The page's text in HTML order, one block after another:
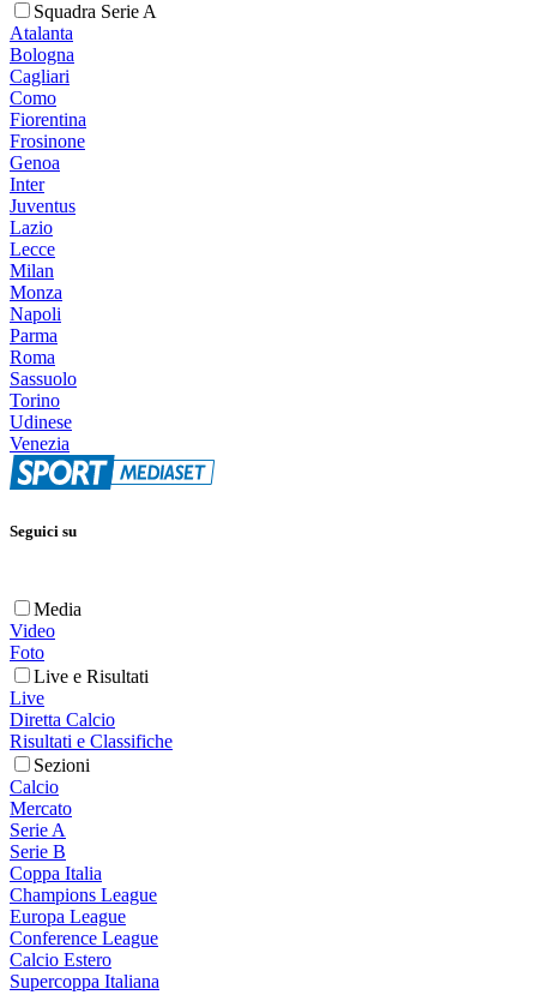
Squadra Serie A
Atalanta
Bologna
Cagliari
Como
Fiorentina
Frosinone
Genoa
Inter
Juventus
Lazio
Lecce
Milan
Monza
Napoli
Parma
Roma
Sassuolo
Torino
Udinese
Venezia
Seguici su
Media
Video
Foto
Live e Risultati
Live
Diretta Calcio
Risultati e Classifiche
Sezioni
Calcio
Mercato
Serie A
Serie B
Coppa Italia
Champions League
Europa League
Conference League
Calcio Estero
Supercoppa Italiana